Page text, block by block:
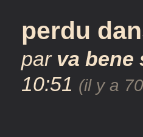
perdu
par va bene
10:51 (il y a